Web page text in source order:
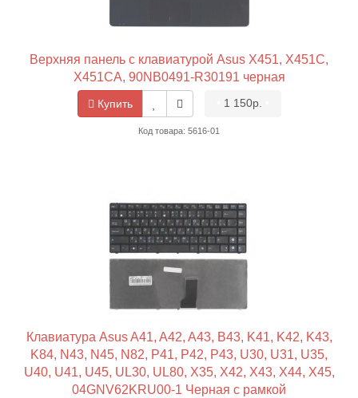
Верхняя панель с клавиатурой Asus X451, X451C,
X451CA, 90NB0491-R30191 черная
Купить 1 150р.
Код товара: 5616-01
Клавиатура Asus A41, A42, A43, B43, K41, K42, K43,
K84, N43, N45, N82, P41, P42, P43, U30, U31, U35,
U40, U41, U45, UL30, UL80, X35, X42, X43, X44, X45,
04GNV62KRU00-1 Черная с рамкой